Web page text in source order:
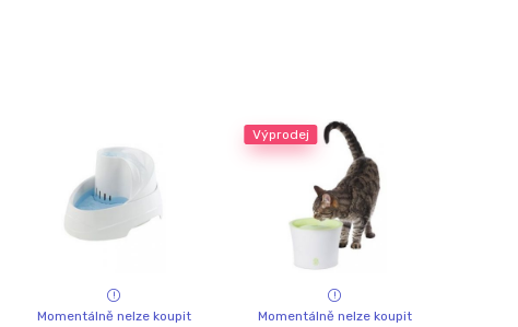
Momentálně nelze koupit
Výprodej
Momentálně nelze koupit